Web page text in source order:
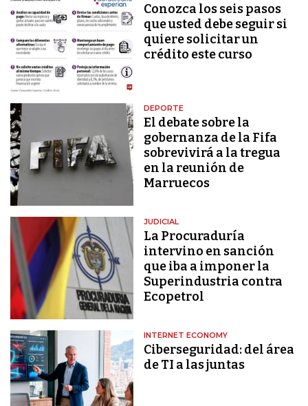
Conozca los seis pasos
que usted debe seguir si
quiere solicitar un
crédito este curso
DEPORTE
El debate sobre la
gobernanza de la Fifa
sobrevivirá a la tregua
en la reunión de
Marruecos
JUDICIAL
La Procuraduría
intervino en sanción
que iba a imponer la
Superindustria contra
Ecopetrol
INTERNET ECONOMY
Ciberseguridad: del área
de TI a las juntas